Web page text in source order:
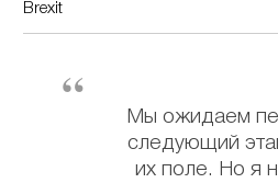
Brexit
Мы ожидаем
следующий
их поле. Но я